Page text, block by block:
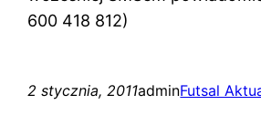
600 418 812)
2 stycznia, 2011adminFutsal